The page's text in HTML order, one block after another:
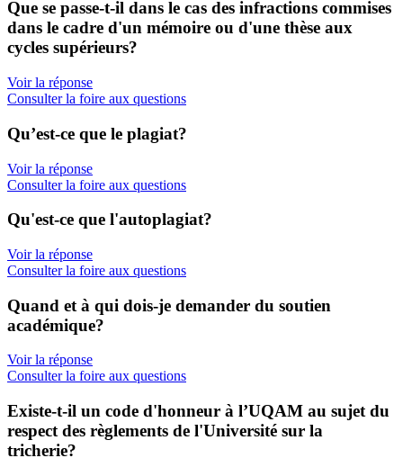
Que se passe-t-il dans le cas des infractions commises
dans le cadre d'un mémoire ou d'une thèse aux
cycles supérieurs?
Voir la réponse
Consulter la foire aux questions
Qu’est-ce que le plagiat?
Voir la réponse
Consulter la foire aux questions
Qu'est-ce que l'autoplagiat?
Voir la réponse
Consulter la foire aux questions
Quand et à qui dois-je demander du soutien
académique?
Voir la réponse
Consulter la foire aux questions
Existe-t-il un code d'honneur à l’UQAM au sujet du
respect des règlements de l'Université sur la
tricherie?